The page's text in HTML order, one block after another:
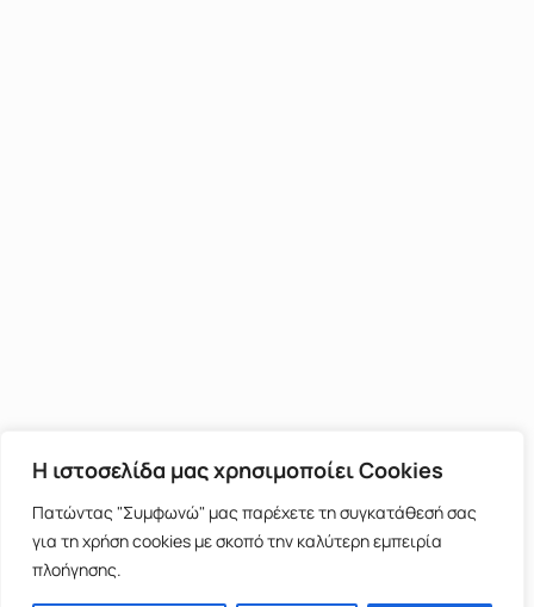
Η ιστοσελίδα μας χρησιμοποίει Cookies
Πατώντας "Συμφωνώ" μας παρέχετε τη συγκατάθεσή σας
για τη χρήση cookies με σκοπό την καλύτερη εμπειρία
πλοήγησης.